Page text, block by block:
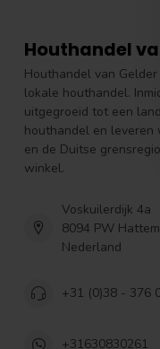
Houthandel
Houthandel van Gelder
lokale houthandel.
uitgegroeid tot een
houthandel en leveren
en de Duitse
winkel.
Voskuilerdijk 4a
8094 PW
Nederland
+31 (0)38 - 376
+31630830261